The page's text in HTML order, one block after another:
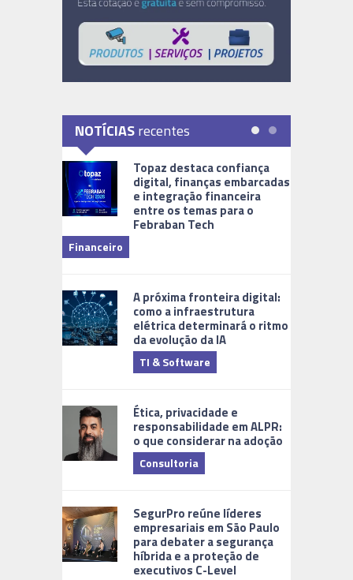
NOTÍCIASrecentes
Topaz destaca confiança
digital, finanças embarcadas
e integração financeira
entre os temas para o
Febraban Tech
Financeiro
A próxima fronteira digital:
como a infraestrutura
elétrica determinará o ritmo
da evolução da IA
TI & Software
Ética, privacidade e
responsabilidade em ALPR:
o que considerar na adoção
Consultoria
SegurPro reúne líderes
empresariais em São Paulo
para debater a segurança
híbrida e a proteção de
executivos C-Level